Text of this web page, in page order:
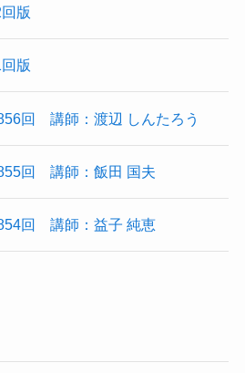
版
版
回 講師：渡辺 しんたろう
回 講師：飯田 国夫
回 講師：益子 純恵